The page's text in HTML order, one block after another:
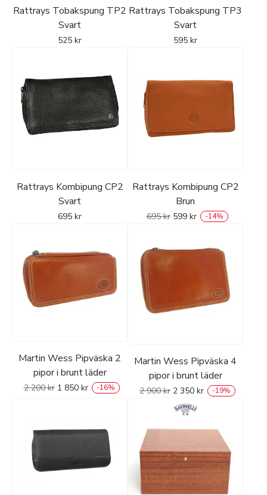
Rattrays Tobakspung TP2
Svart
525 kr
Rattrays Tobakspung TP3
Svart
595 kr
Rattrays Kombipung CP2
Svart
695 kr
Rattrays Kombipung CP2
Brun
695kr 599 kr -14%
Martin Wess Pipväska 2
pipor i brunt läder
2 200kr 1 850 kr -16%
Martin Wess Pipväska 4
pipor i brunt läder
2 900kr 2 350 kr -19%